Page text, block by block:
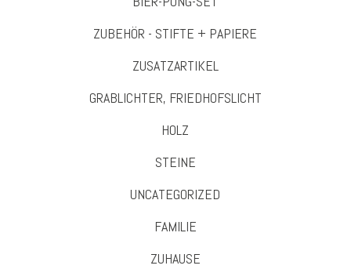
ZUBEHÖR - STIFTE + PAPIERE
ZUSATZARTIKEL
GRABLICHTER, FRIEDHOFSLICHT
HOLZ
STEINE
UNCATEGORIZED
FAMILIE
ZUHAUSE